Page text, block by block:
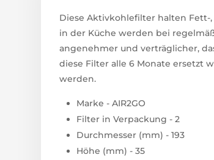
Diese Aktivkohlefilter halten Fett-
in der Küche werden bei
angenehmer und verträglicher,
diese Filter alle 6 Monate ersetzt
werden.
Marke - AIR2GO
Filter in Verpackung - 2
Durchmesser (mm) - 193
Höhe (mm) - 35